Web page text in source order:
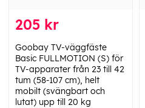
205 kr
Goobay TV-väggfäste
Basic FULLMOTION (S) för
TV-apparater från 23 till 42
tum (58-107 cm), helt
mobilt (svängbart och
lutat) upp till 20 kg